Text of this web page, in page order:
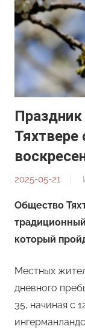
Тяхтвере
2025-05-21
Общество
который
Местных
дневного
35, начиная с